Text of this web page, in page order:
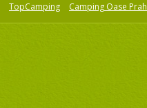
TopCamping Camping Oase